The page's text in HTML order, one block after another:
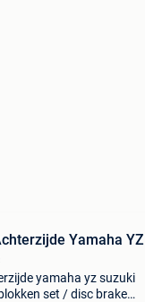
Yamaha YZ
yamaha yz suzuki
set / disc brake